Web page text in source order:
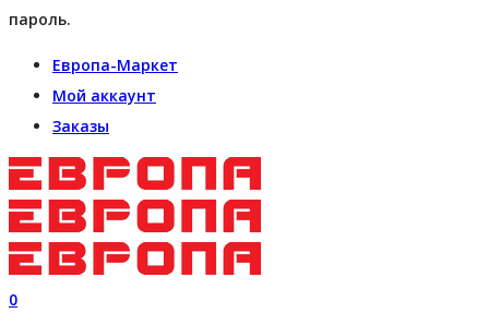
пароль.
Европа-Маркет
Мой аккаунт
Заказы
0